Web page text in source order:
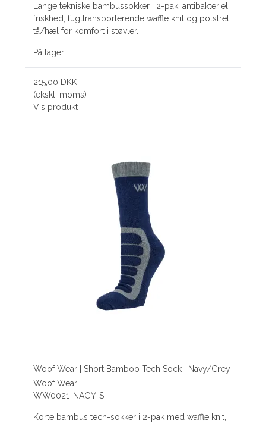
Lange tekniske bambussokker i 2-pak: antibakteriel
friskhed, fugttransporterende waffle knit og polstret
tå/hæl for komfort i støvler.
På lager
215,00 DKK
(ekskl. moms)
Vis produkt
Woof Wear | Short Bamboo Tech Sock | Navy/Grey
Woof Wear
WW0021-NAGY-S
Korte bambus tech-sokker i 2-pak med waffle knit,